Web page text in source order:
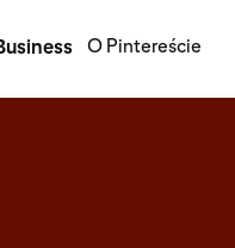
O Pintereście